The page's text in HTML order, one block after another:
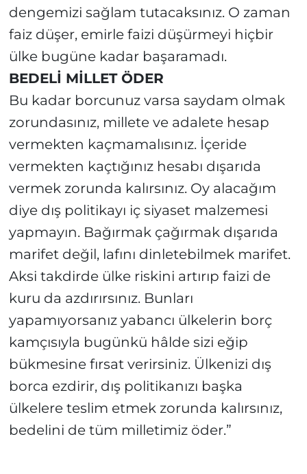
dengemizi sağlam tutacaksınız. O zaman
faiz düşer, emirle faizi düşürmeyi hiçbir
ülke bugüne kadar başaramadı.
BEDELİ MİLLET ÖDER
Bu kadar borcunuz varsa saydam olmak
zorundasınız, millete ve adalete hesap
vermekten kaçmamalısınız. İçeride
vermekten kaçtığınız hesabı dışarıda
vermek zorunda kalırsınız. Oy alacağım
diye dış politikayı iç siyaset malzemesi
yapmayın. Bağırmak çağırmak dışarıda
marifet değil, lafını dinletebilmek marifet.
Aksi takdirde ülke riskini artırıp faizi de
kuru da azdırırsınız. Bunları
yapamıyorsanız yabancı ülkelerin borç
kamçısıyla bugünkü hâlde sizi eğip
bükmesine fırsat verirsiniz. Ülkenizi dış
borca ezdirir, dış politikanızı başka
ülkelere teslim etmek zorunda kalırsınız,
bedelini de tüm milletimiz öder.”